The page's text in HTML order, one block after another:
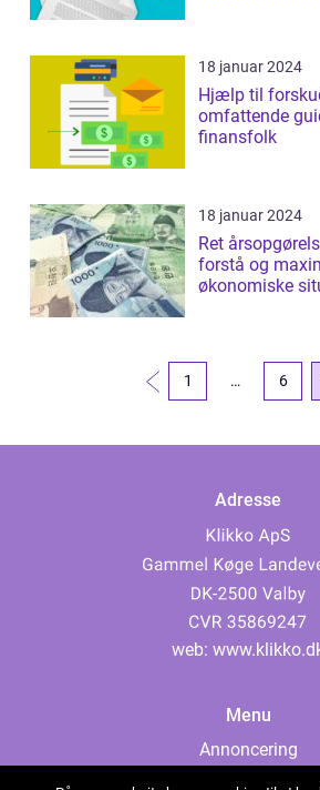
18 januar 2024
Hjælp til
omfattende
finansfolk
18 januar 2024
Ret
forstå og
økonomiske
1 … 6
Adresse
web:
Menu
Annoncering